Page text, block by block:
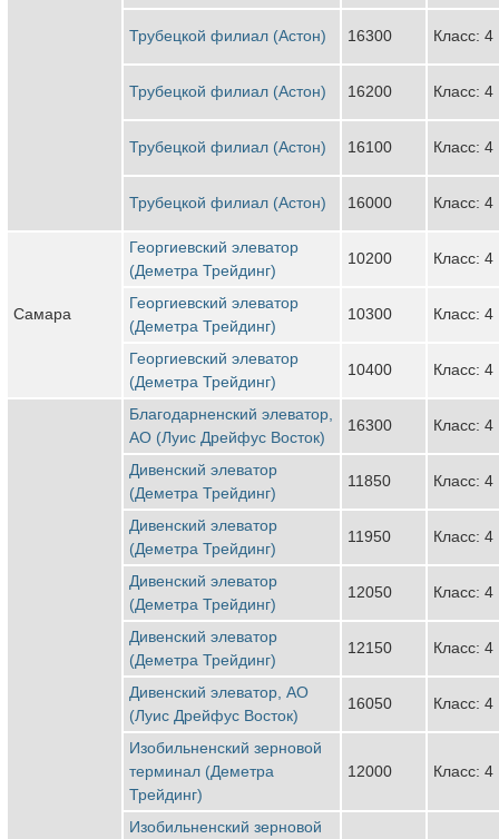
Трубецкой филиал (Астон) 16300 Класс: 4
Трубецкой филиал (Астон) 16200 Класс: 4
Трубецкой филиал (Астон) 16100 Класс: 4
Трубецкой филиал (Астон) 16000 Класс: 4
Самара
Георгиевский элеватор
(Деметра Трейдинг)
10200 Класс: 4
Георгиевский элеватор
(Деметра Трейдинг)
10300 Класс: 4
Георгиевский элеватор
(Деметра Трейдинг)
10400 Класс: 4
Благодарненский элеватор,
АО (Луис Дрейфус Восток)
16300 Класс: 4
Дивенский элеватор
(Деметра Трейдинг)
11850 Класс: 4
Дивенский элеватор
(Деметра Трейдинг)
11950 Класс: 4
Дивенский элеватор
(Деметра Трейдинг)
12050 Класс: 4
Дивенский элеватор
(Деметра Трейдинг)
12150 Класс: 4
Дивенский элеватор, АО
(Луис Дрейфус Восток)
16050 Класс: 4
Изобильненский зерновой
терминал (Деметра
Трейдинг)
12000 Класс: 4
Изобильненский зерновой